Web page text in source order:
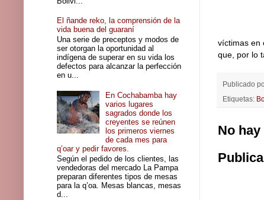
víctimas en
que, por lo
Publicado
Etiquetas:
No
El ñande reko, la comprensión de la
vida buena del guaraní
Una serie de preceptos y modos de
ser otorgan la oportunidad al
indígena de superar en su vida los
defectos para alcanzar la perfección
en u...
En Cochabamba hay
varios lugares
sagrados donde los
creyentes se reúnen
los primeros viernes
de cada mes para
q’oar y pedir favores.
Según el pedido de los clientes, las
vendedoras del mercado La Pampa
preparan diferentes tipos de mesas
para la q’oa. Mesas blancas, mesas
d...